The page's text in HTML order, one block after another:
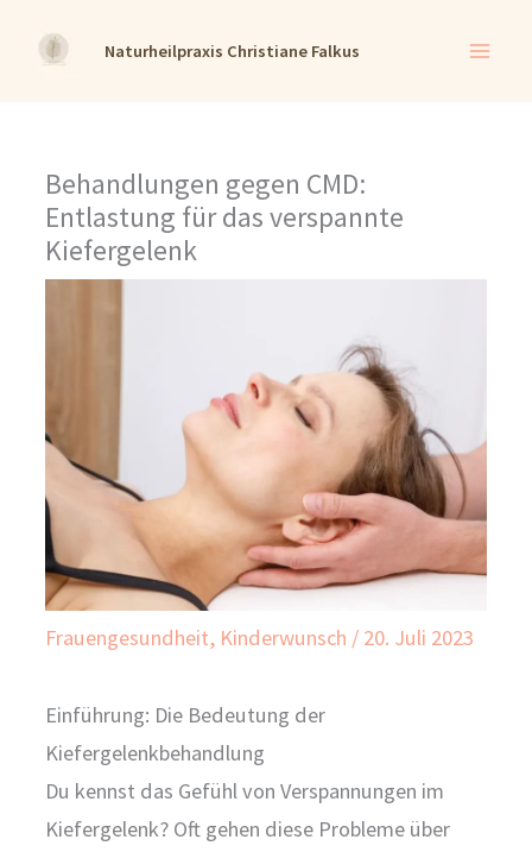
Inhalt
Naturheilpraxis Christiane Falkus
Behandlungen gegen CMD:
Entlastung für das verspannte
Kiefergelenk
Frauengesundheit, Kinderwunsch / 20. Juli 2023
Einführung: Die Bedeutung der
Kiefergelenkbehandlung
Du kennst das Gefühl von Verspannungen im
Kiefergelenk? Oft gehen diese Probleme über